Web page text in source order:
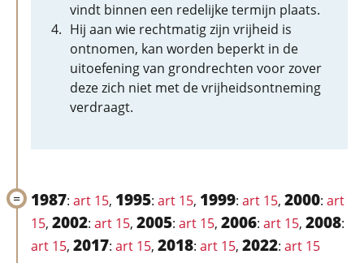
vindt binnen een redelijke termijn plaats.
Hij aan wie rechtmatig zijn vrijheid is
ontnomen, kan worden beperkt in de
uitoefening van grondrechten voor zover
deze zich niet met de vrijheidsontneming
verdraagt.
1987: art 15, 1995: art 15, 1999: art 15, 2000: art
15, 2002: art 15, 2005: art 15, 2006: art 15, 2008:
art 15, 2017: art 15, 2018: art 15, 2022: art 15